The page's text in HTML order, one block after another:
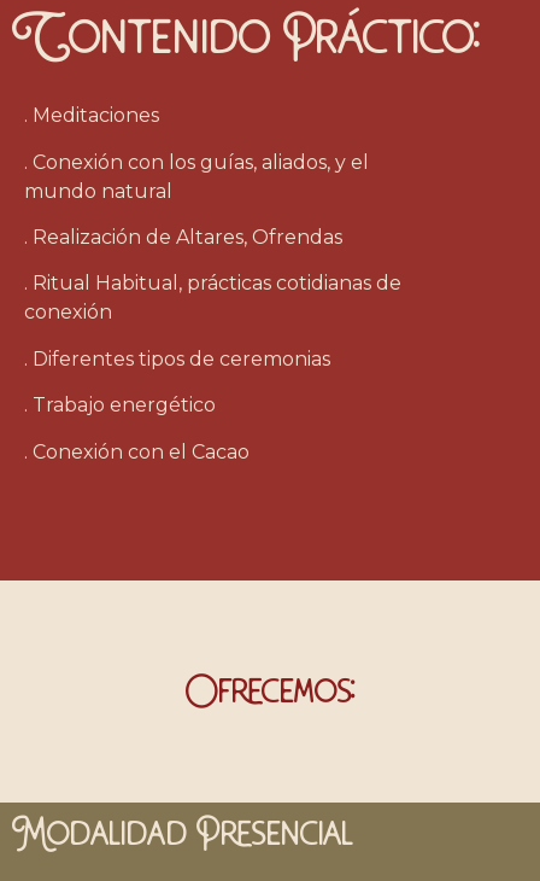
Contenido Práctico:
. Meditaciones
. Conexión con los guías, aliados, y el
mundo natural
. Realización de Altares, Ofrendas
. Ritual Habitual, prácticas cotidianas de
conexión
. Diferentes tipos de ceremonias
. Trabajo energético
. Conexión con el Cacao
Ofrecemos:
Modalidad Presencial